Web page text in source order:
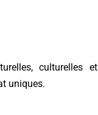
culturelles et
uniques.